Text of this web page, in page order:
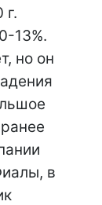
г.
13%.
но он
в